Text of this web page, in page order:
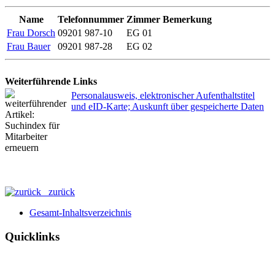
Name Telefonnummer Zimmer Bemerkung
Frau Dorsch 09201 987-10
EG 01
Frau Bauer
09201 987-28 EG 02
Weiterführende Links
Personalausweis, elektronischer Aufenthaltstitel
und eID-Karte; Auskunft über gespeicherte Daten
zurück
Gesamt-Inhaltsverzeichnis
Quicklinks